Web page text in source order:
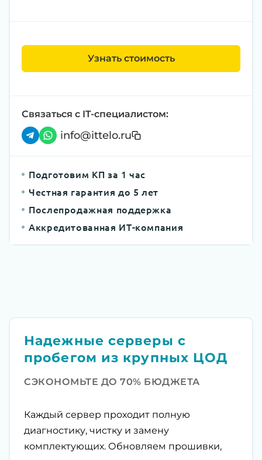
Узнать стоимость
Связаться с IT-специалистом:
info@ittelo.ru
Подготовим КП за 1 час
Честная гарантия до 5 лет
Послепродажная поддержка
Аккредитованная ИТ-компания
Надежные серверы с
пробегом из крупных ЦОД
СЭКОНОМЬТЕ ДО 70% БЮДЖЕТА
Каждый сервер проходит полную
диагностику, чистку и замену
комплектующих. Обновляем прошивки,